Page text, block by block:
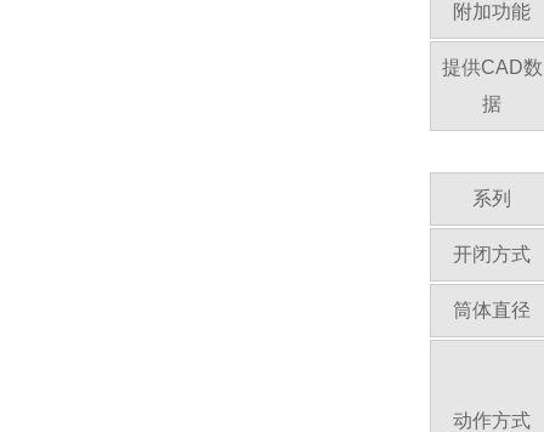
附加功能
提供CAD数
据
系列
开闭方式
筒体直径
动作方式